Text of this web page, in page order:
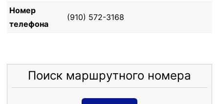
Номер
телефона
(910) 572-3168
Поиск маршрутного номера